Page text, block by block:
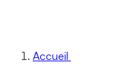
Accueil